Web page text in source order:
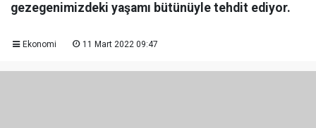
gezegenimizdeki yaşamı bütünüyle tehdit ediyor.
Ekonomi 11 Mart 2022 09:47